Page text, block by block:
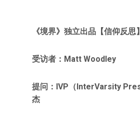
《境界》独立出品【信仰反思】
受访者：Matt Woodley
提问：IVP（InterVarsity
杰